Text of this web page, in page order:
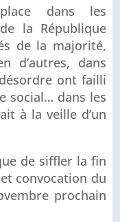
dans les
la République
de la majorité,
d’autres, dans
ont failli
social… dans les
à la veille d’un
de siffler la fin
convocation du
prochain